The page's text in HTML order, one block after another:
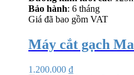
Bảo hành: 6 tháng
Giá đã bao gồm VAT
Máy cắt gạch
1.200.000 ₫